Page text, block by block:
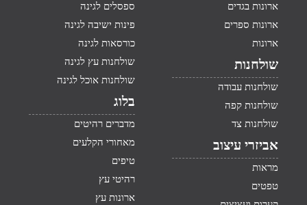
ארונות בגדים
ארונות ספרים
ארונות
שולחנות
שולחנות עבודה
שולחנות קפה
שולחנות צד
אביזרי עיצוב
מראות
טפטים
ספסלים לגינה
פינות ישיבה לגינה
כורסאות לגינה
שולחנות עץ לגינה
שולחנות אוכל לגינה
בלוג
מדברים רהיטים
מאחורי הקלעים
טיפים
רהיטי עץ
ארונות עץ